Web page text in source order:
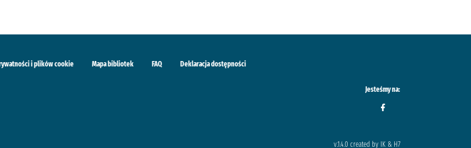
i plików cookie Mapa bibliotek FAQ Deklaracja dostępności
Jesteśmy na:
v.1.4.0 created by IK & H7